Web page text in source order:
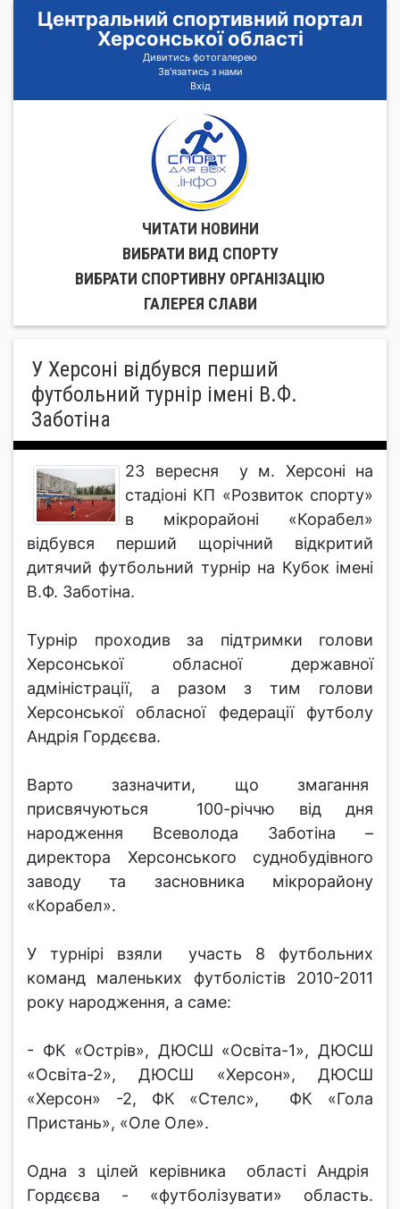
Центральний спортивний портал
Херсонської області
Дивитись фотогалерею
Зв'язатись з нами
Вхід
ЧИТАТИ НОВИНИ
ВИБРАТИ ВИД СПОРТУ
ВИБРАТИ СПОРТИВНУ ОРГАНIЗАЦIЮ
ГАЛЕРЕЯ СЛАВИ
У Херсоні відбувся перший
футбольний турнір імені В.Ф.
Заботіна
23 вересня у м. Херсоні на
стадіоні КП «Розвиток спорту»
в мікрорайоні «Корабел»
відбувся перший щорічний відкритий
дитячий футбольний турнір на Кубок імені
В.Ф. Заботіна.
Турнір проходив за підтримки голови
Херсонської обласної державної
адміністрації, а разом з тим голови
Херсонської обласної федерації футболу
Андрія Гордєєва.
Варто зазначити, що змагання
присвячуються 100-річчю від дня
народження Всеволода Заботіна –
директора Херсонського суднобудівного
заводу та засновника мікрорайону
«Корабел».
У турнірі взяли участь 8 футбольних
команд маленьких футболістів 2010-2011
року народження, а саме:
- ФК «Острів», ДЮСШ «Освіта-1», ДЮСШ
«Освіта-2», ДЮСШ «Херсон», ДЮСШ
«Херсон» -2, ФК «Стелс», ФК «Гола
Пристань», «Оле Оле».
Одна з цілей керівника області Андрія
Гордєєва - «футболізувати» область.